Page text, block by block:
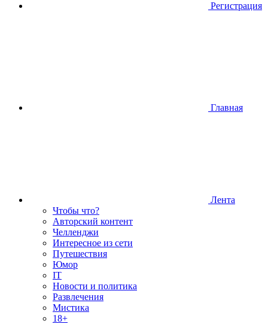
Регистрация
Главная
Лента
Чтобы что?
Авторский контент
Челленджи
Интересное из сети
Путешествия
Юмор
IT
Новости и политика
Развлечения
Мистика
18+